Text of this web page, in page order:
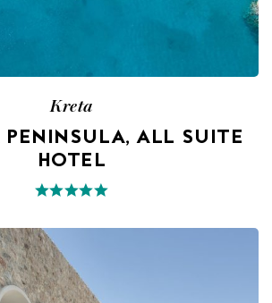
Kreta
PENINSULA, ALL SUITE
HOTEL